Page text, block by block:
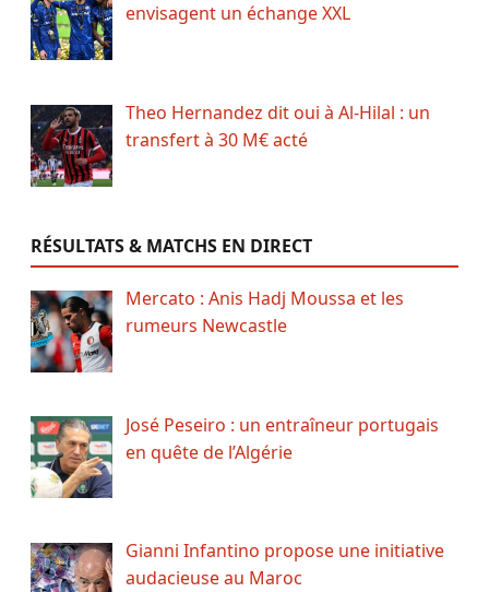
envisagent un échange XXL
Theo Hernandez dit oui à Al-Hilal : un
transfert à 30 M€ acté
RÉSULTATS & MATCHS EN DIRECT
Mercato : Anis Hadj Moussa et les
rumeurs Newcastle
José Peseiro : un entraîneur portugais
en quête de l’Algérie
Gianni Infantino propose une initiative
audacieuse au Maroc